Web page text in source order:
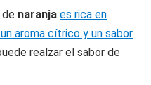
de naranja es rica en
aroma cítrico y un sabor
realzar el sabor de